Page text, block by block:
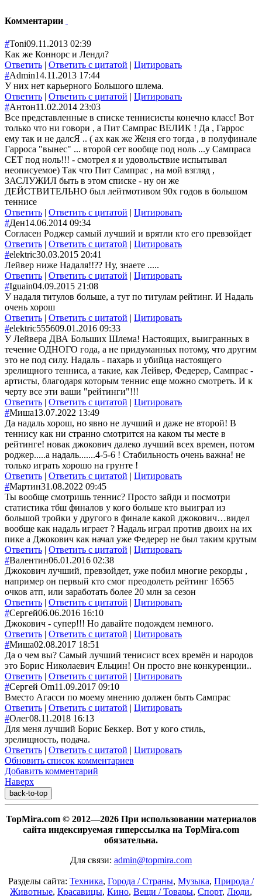
Комментарии
#Toni09.11.2013 02:39
Как же Коннорс и Лендл?
Ответить | Ответить с цитатой | Цитировать
#Admin14.11.2013 17:44
У них нет карьерного Большого шлема.
Ответить | Ответить с цитатой | Цитировать
#Антон11.02.2014 23:03
Все представленные в списке теннисисты конечно класс! Вот
только что ни говори , а Пит Сампрас ВЕЛИК ! Да , Гаррос
ему так и не далсЯ .. ( ах как же Женя его тогда , в полуфинале
Гарроса "вынес" ... второй сет вообще под ноль ...у Сампраса
СЕТ под ноль!!! - смотрел я и удовольствие испытывал
неописуемое) Так что Пит Сампрас , на мой взгляд ,
ЗАСЛУЖИЛ быть в этом списке - ну он же
ДЕЙСТВИТЕЛЬНО был лейтмотивом 90х годов в большом
теннисе
Ответить | Ответить с цитатой | Цитировать
#Ден14.06.2014 09:34
Согласен Роджер самый лучший и врятли кто его превзойдет
Ответить | Ответить с цитатой | Цитировать
#elektric30.03.2015 20:41
Лейвер ниже Надаля!!?? Ну, знаете .....
Ответить | Ответить с цитатой | Цитировать
#Iguain04.09.2015 21:08
У надаля титулов больше, а тут по титулам рейтинг. И Надаль
очень хорош
Ответить | Ответить с цитатой | Цитировать
#elektric555609.01.2016 09:33
У Лейвера ДВА Больших Шлема! Настоящих, выигранных в
течение ОДНОГО года, а не придуманных потому, что другим
это не под силу. Надаль - пахарь и убийца настоящего
зрелищного тенниса, а такие, как Лейвер, Федерер, Сампрас -
артисты, благодаря которым теннис еще можно смотреть. И к
черту все эти ваши "рейтинги"!!!
Ответить | Ответить с цитатой | Цитировать
#Миша13.07.2022 13:49
Да надаль хорош, но явно не лучший и даже не второй! В
теннису как ни странно смотрится на каком ты месте в
рейтинге! новак джокович далеко лучший всех времен, потом
роджер.....а надаль.......4-5-6 ! Стабильность очень важна! не
только играть хорошо на грунте !
Ответить | Ответить с цитатой | Цитировать
#Мартин31.08.2022 09:45
Ты вообще смотришь теннис? Просто зайди и посмотри
статистика тбш финалов у кого больше кто выиграл из
большой тройки у другого в финале какой джокович…видел
вообще как надаль играет ? Надаль играл против двоих на их
пике а Джокович как начал уже Федерер не был таким крутым
Ответить | Ответить с цитатой | Цитировать
#Валентин06.01.2016 02:38
Джокович лучший, превзойдет, уже побил многие рекорды ,
например он первый кто смог преодолеть рейтинг 16565
очков атп, или заработать более 20 млн за сезон
Ответить | Ответить с цитатой | Цитировать
#Сергей06.06.2016 16:10
Джокович - супер!!! Но давайте подождем немного.
Ответить | Ответить с цитатой | Цитировать
#Миша02.08.2017 18:51
Да о чем вы? Самый лучший тенисист всех времён и народов
это Борис Николаевич Ельцин! Он просто вне конкуренции..
Ответить | Ответить с цитатой | Цитировать
#Сергей Om11.09.2017 09:10
Вместо Агасси по моему мнению должен быть Сампрас
Ответить | Ответить с цитатой | Цитировать
#Олег08.11.2018 16:13
Для меня лучший Борис Беккер. Вот у кого стиль,
зрелищность, подача.
Ответить | Ответить с цитатой | Цитировать
Обновить список комментариев
Добавить комментарий
Наверх
back-to-top
TopMira.com © 2012—2026 При использовании материалов
сайта индексируемая гиперссылка на TopMira.com
обязательна.
Для связи: admin@topmira.com
Разделы сайта: Техника, Города / Страны, Музыка, Природа /
Животные, Красавицы, Кино, Вещи / Товары, Спорт, Люди,